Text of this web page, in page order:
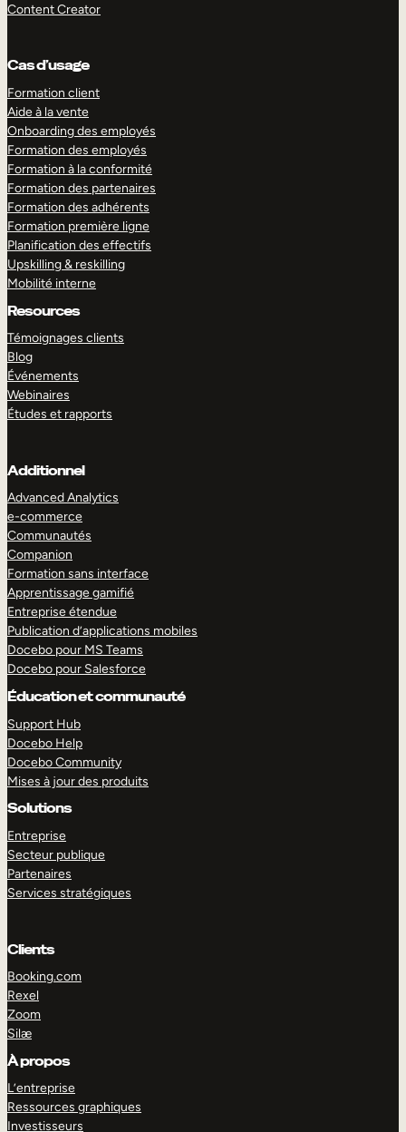
Content Creator
Cas d’usage
Formation client
Aide à la vente
Onboarding des employés
Formation des employés
Formation à la conformité
Formation des partenaires
Formation des adhérents
Formation première ligne
Planification des effectifs
Upskilling & reskilling
Mobilité interne
Resources
Témoignages clients
Blog
Événements
Webinaires
Études et rapports
Additionnel
Advanced Analytics
e-commerce
Communautés
Companion
Formation sans interface
Apprentissage gamifié
Entreprise étendue
Publication d’applications mobiles
Docebo pour MS Teams
Docebo pour Salesforce
Éducation et communauté
Support Hub
Docebo Help
Docebo Community
Mises à jour des produits
Solutions
Entreprise
Secteur publique
Partenaires
Services stratégiques
Clients
Booking.com
Rexel
Zoom
Silæ
À propos
L’entreprise
Ressources graphiques
Investisseurs